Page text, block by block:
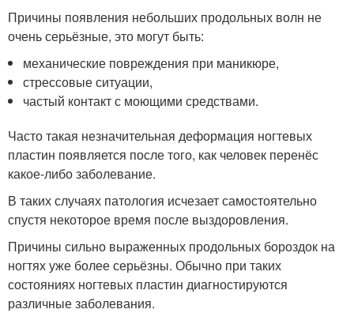
Причины появления небольших продольных волн не
очень серьёзные, это могут быть:
механические повреждения при маникюре,
стрессовые ситуации,
частый контакт с моющими средствами.
Часто такая незначительная деформация ногтевых
пластин появляется после того, как человек перенёс
какое-либо заболевание.
В таких случаях патология исчезает самостоятельно
спустя некоторое время после выздоровления.
Причины сильно выраженных продольных бороздок на
ногтях уже более серьёзны. Обычно при таких
состояниях ногтевых пластин диагностируются
различные заболевания.